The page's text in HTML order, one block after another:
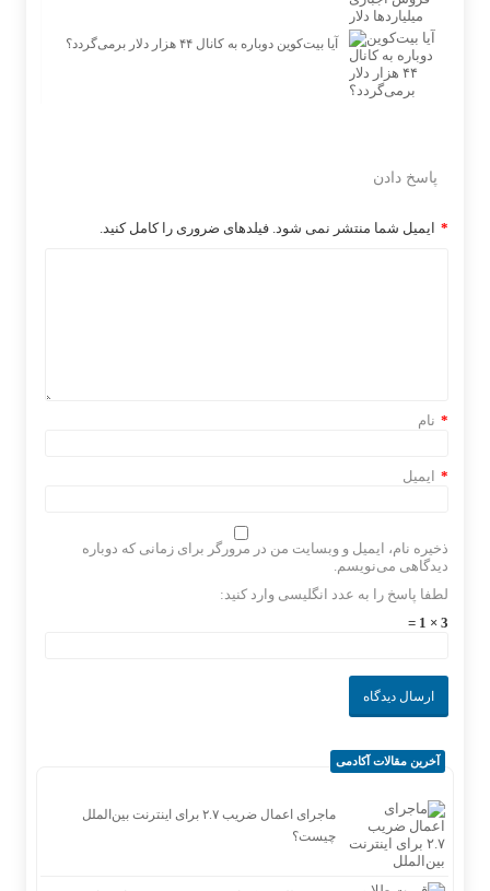
آیا بیت‌کوین دوباره به کانال ۴۴ هزار دلار برمی‌گردد؟
پاسخ دادن
ایمیل شما منتشر نمی شود. فیلدهای ضروری را کامل کنید. *
نام *
ایمیل *
ذخیره نام، ایمیل و وبسایت من در مرورگر برای زمانی که دوباره
دیدگاهی می‌نویسم.
لطفا پاسخ را به عدد انگلیسی وارد کنید:
3 × 1 =
آخرین مقالات آکادمی
ماجرای اعمال ضریب ۲.۷ برای اینترنت بین‌الملل
چیست؟